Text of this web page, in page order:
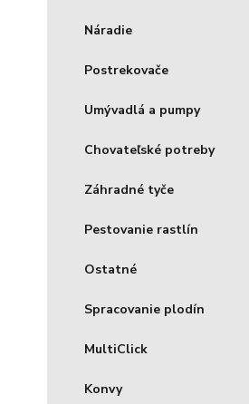
Náradie
Postrekovače
Umývadlá a pumpy
Chovateľské potreby
Záhradné tyče
Pestovanie rastlín
Ostatné
Spracovanie plodín
MultiClick
Konvy